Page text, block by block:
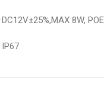
·DC12V±25%,MAX 8W,
·IP67